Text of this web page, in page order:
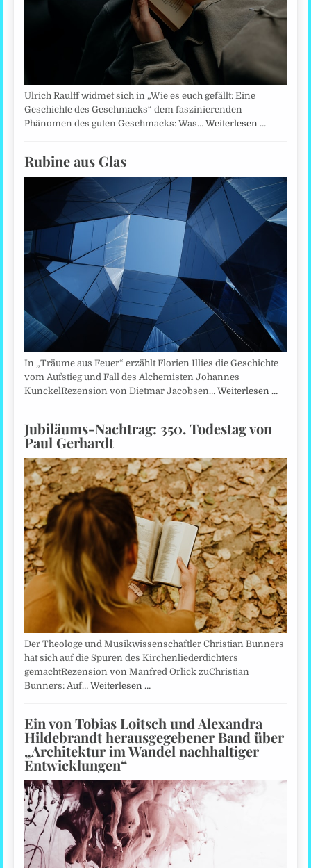
Ulrich Raulff widmet sich in „Wie es euch gefällt: Eine
Geschichte des Geschmacks“ dem faszinierenden
Phänomen des guten Geschmacks: Was…Weiterlesen …
Rubine aus Glas
In „Träume aus Feuer“ erzählt Florien Illies die Geschichte
vom Aufstieg und Fall des Alchemisten Johannes
KunckelRezension von Dietmar Jacobsen…Weiterlesen …
Jubiläums-Nachtrag: 350. Todestag von
Paul Gerhardt
Der Theologe und Musikwissenschaftler Christian Bunners
hat sich auf die Spuren des Kirchenliederdichters
gemachtRezension von Manfred Orlick zuChristian
Bunners: Auf…Weiterlesen …
Ein von Tobias Loitsch und Alexandra
Hildebrandt herausgegebener Band über
„Architektur im Wandel nachhaltiger
Entwicklungen“